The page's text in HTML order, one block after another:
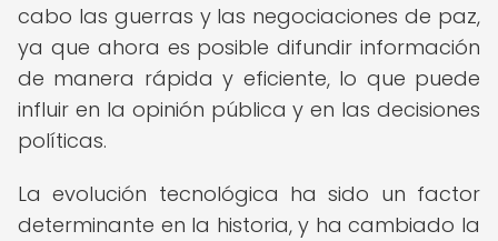
cabo las guerras y las negociaciones de paz,
ya que ahora es posible difundir información
de manera rápida y eficiente, lo que puede
influir en la opinión pública y en las decisiones
políticas.
La evolución tecnológica ha sido un factor
determinante en la historia, y ha cambiado la